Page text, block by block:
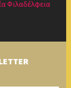
Φιλαδέλφεια